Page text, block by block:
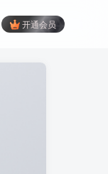
开通会员